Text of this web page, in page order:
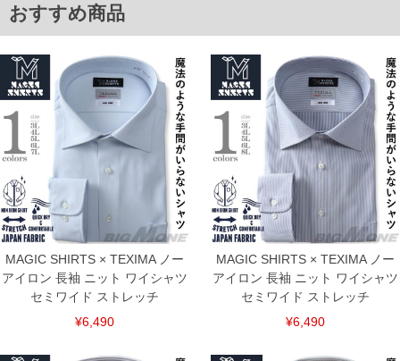
単位はcm
下着(肌着)やワイシャツは商品の性質上、返品交換不可とさせて頂いております。予め
ご了承くださいませ。
※【ボトムの裾上げをご希望の場合】
裾上げ料金は500円+税となります。
備考欄に股下●cmとご記入下さい。（裾上げ無料対象商品は1本につき税込6,000円以
上の品が対象。1本5,999円以下の商品は有料（500円+税）となります。）
出荷まで約1週間～20日間程お時間を頂く場合がございます。
尚、裾上げした商品は返品・交換不可となりますので、予めご了承下さい。
一部、お直しに対応出来ない商品がございます。(例：裾にファスナーや調節ひもが付
いている、極端なデザインが施されている等)
※商品によって若干のサイズの誤差がございます。また、お客様がご使用の環境（コ
ンピュータ画面）によって、商品の色味が若干異なる場合がございます。予めご了承
ください。
※当店での掲載商品は、実店鋪と在庫を共用しておりますので店頭での売り違い、店
舗からのお取り寄せ等により、お客様にご迷惑をお掛けしてしまう場合がございま
す。そのようなことがない様最大限に努めておりますが、もしあった場合速やかにご
おすすめ商品
MAGIC SHIRTS × TEXIMA ノー
アイロン 長袖 ニット ワイシャツ
セミワイド ストレッチ
¥6,490
MAGIC SHIRTS × TEXIMA ノー
アイロン 長袖 ニット ワイシャツ
セミワイド ストレッチ
¥6,490